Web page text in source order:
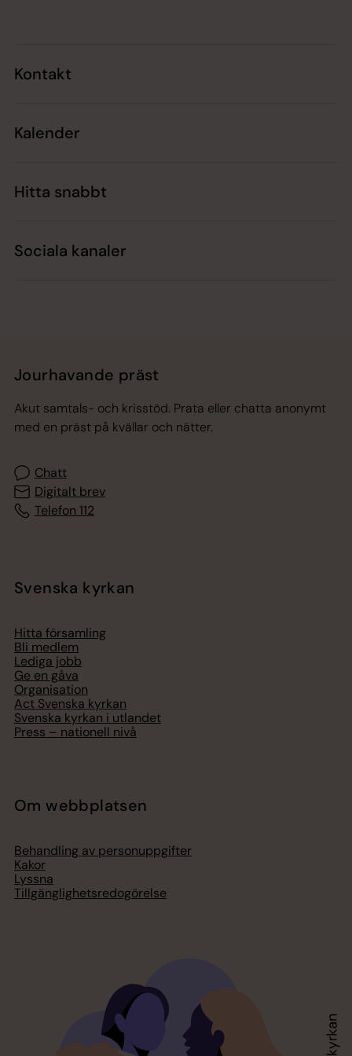
Kontakt
Kalender
Hitta snabbt
Sociala kanaler
Jourhavande präst
Akut samtals- och krisstöd. Prata eller chatta anonymt
med en präst på kvällar och nätter.
Chatt
Digitalt brev
Telefon 112
Svenska kyrkan
Hitta församling
Bli medlem
Lediga jobb
Ge en gåva
Organisation
Act Svenska kyrkan
Svenska kyrkan i utlandet
Press – nationell nivå
Om webbplatsen
Behandling av personuppgifter
Kakor
Lyssna
Tillgänglighetsredogörelse